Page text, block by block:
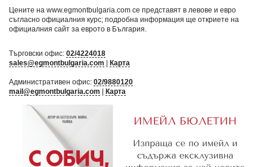
Цените на www.egmontbulgaria.com се представят в левове и евро
съгласно официалния курс; подробна информация ще откриете на
официалния сайт за еврото в България
Търговски офис: 02/4224018
sales@egmontbulgaria.com | Карта
Административен офис: 02/9880120
mail@egmontbulgaria.com | Карта